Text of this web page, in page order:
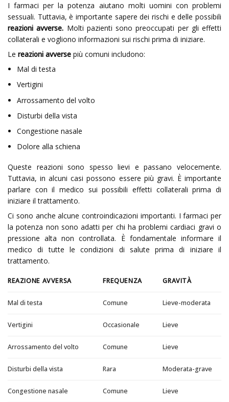
I farmaci per la potenza aiutano molti uomini con problemi
sessuali. Tuttavia, è importante sapere dei rischi e delle possibili
reazioni avverse. Molti pazienti sono preoccupati per gli effetti
collaterali e vogliono informazioni sui rischi prima di iniziare.
Le reazioni avverse più comuni includono:
Mal di testa
Vertigini
Arrossamento del volto
Disturbi della vista
Congestione nasale
Dolore alla schiena
Queste reazioni sono spesso lievi e passano velocemente.
Tuttavia, in alcuni casi possono essere più gravi. È importante
parlare con il medico sui possibili effetti collaterali prima di
iniziare il trattamento.
Ci sono anche alcune controindicazioni importanti. I farmaci per
la potenza non sono adatti per chi ha problemi cardiaci gravi o
pressione alta non controllata. È fondamentale informare il
medico di tutte le condizioni di salute prima di iniziare il
trattamento.
REAZIONE AVVERSA FREQUENZA GRAVITÀ
Mal di testa Comune Lieve-moderata
Vertigini Occasionale Lieve
Arrossamento del volto Comune Lieve
Disturbi della vista Rara Moderata-grave
Congestione nasale Comune Lieve